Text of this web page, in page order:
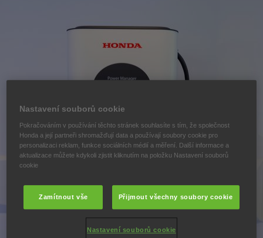
Nastavení souborů cookie
Pokračováním v používání těchto stránek souhlasíte s tím, že společnost
Honda a její partneři shromažďují data a používají soubory cookie pro
personalizaci reklam, funkce sociálních médií a měření. Další informace a
aktualizace můžete kdykoli zjistit kliknutím na položku Nastavení souborů
cookie
Zamítnout vše Přijmout všechny soubory cookie
Nastavení souborů cookie